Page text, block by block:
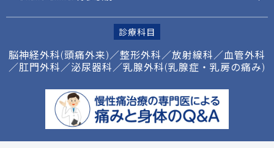
診療科目
脳神経外科(頭痛外来)／整形外科／放射線科／血管外科
／肛門外科／泌尿器科／乳腺外科(乳腺症・乳房の痛み)